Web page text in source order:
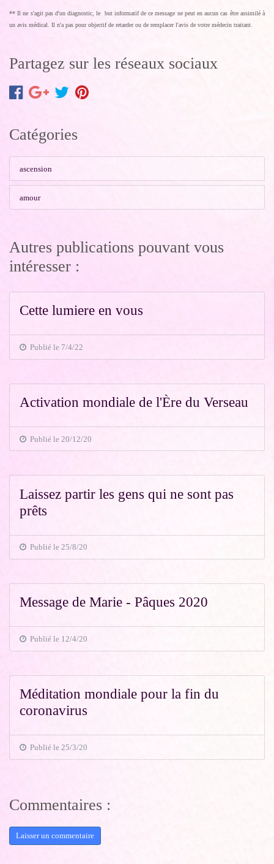
** Il ne s'agit pas d'un diagnostic, le but informatif de ce message ne peut en aucun cas être assimilé à
un avis médical. Il n'a pas pour objectif de retarder ou de remplacer l'avis de votre médecin traitant.
Partagez sur les réseaux sociaux
Catégories
ascension
amour
Autres publications pouvant vous
intéresser :
Cette lumiere en vous
Publié le 7/4/22
Activation mondiale de l'Ère du Verseau
Publié le 20/12/20
Laissez partir les gens qui ne sont pas
prêts
Publié le 25/8/20
Message de Marie - Pâques 2020
Publié le 12/4/20
Méditation mondiale pour la fin du
coronavirus
Publié le 25/3/20
Commentaires :
Laisser un commentaire